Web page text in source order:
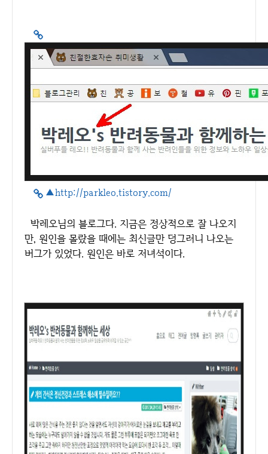
▲http://parkleo.tistory.com/
박레오님의 블로그다. 지금은 정상적으로 잘 나오지
만, 원인을 몰랐을 때에는 최신글만 덩그러니 나오는
버그가 있었다. 원인은 바로 저녀석이다.